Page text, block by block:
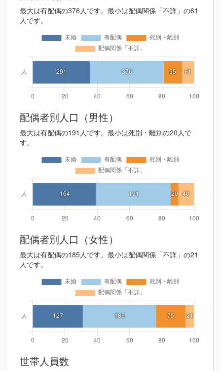
最大は有配偶の376人です。最小は配偶関係「不詳」の61
人です。
配偶者別人口（男性）
最大は有配偶の191人です。最小は死別・離別の20人で
す。
配偶者別人口（女性）
最大は有配偶の185人です。最小は配偶関係「不詳」の21
人です。
世帯人員数